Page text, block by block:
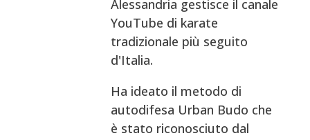
Alessandria gestisce il canale
YouTube di karate
tradizionale più seguito
d'Italia.
Ha ideato il metodo di
autodifesa Urban Budo che
è stato riconosciuto dal